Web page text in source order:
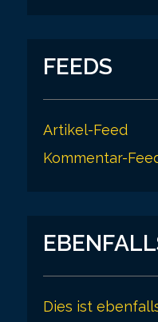
FEEDS
Artikel-Feed
Kommentar-
Dies ist